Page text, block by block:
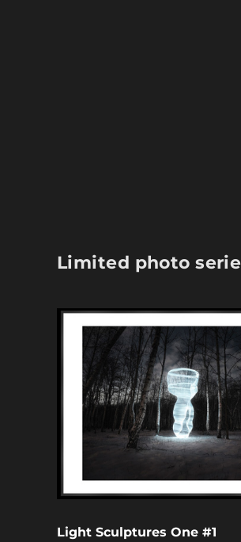
Limited photo
Light Sculptures One #1